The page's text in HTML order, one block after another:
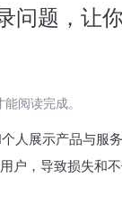
问题，让
阅读完成。
人展示产品与服
户，导致损失和